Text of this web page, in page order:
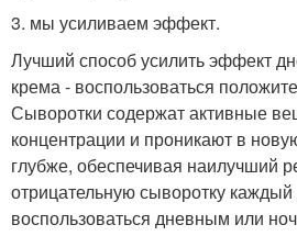
3. мы усиливаем эффект.
Лучший способ усилить эффект
крема - воспользоваться
Сыворотки содержат активные
концентрации и проникают в
глубже, обеспечивая наилучший
отрицательную сыворотку
воспользоваться дневным или